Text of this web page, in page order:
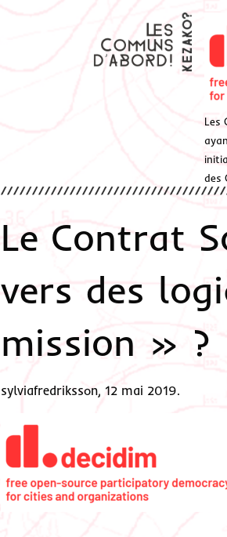
Les
des
Le Contrat
vers des
mission » ?
sylviafredriksson, 12 mai 2019.